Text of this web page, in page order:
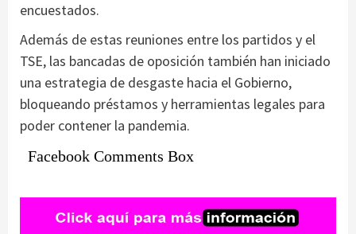
encuestados.
Además de estas reuniones entre los partidos y el
TSE, las bancadas de oposición también han iniciado
una estrategia de desgaste hacia el Gobierno,
bloqueando préstamos y herramientas legales para
poder contener la pandemia.
Facebook Comments Box